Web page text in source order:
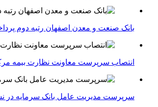
بانک صنعت و معدن اصفهان رتبه دوم
انتصاب سرپرست معاونت نظارت بیمه
سرپرست مدیریت عامل بانک سرمایه در